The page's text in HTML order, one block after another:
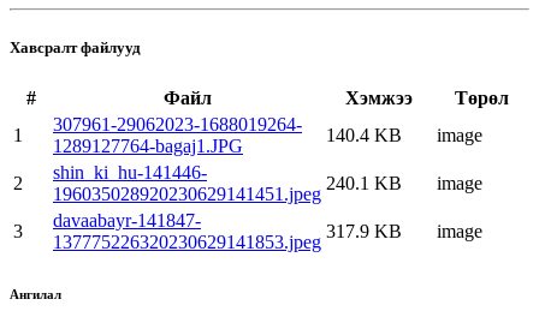
Хавсралт файлууд
# Файл Хэмжээ
Төрөл
1
307961-29062023-1688019264-
1289127764-bagaj1.JPG
140.4 KB image
2
shin_ki_hu-141446-
196035028920230629141451.jpeg
240.1 KB image
3
davaabayr-141847-
137775226320230629141853.jpeg
317.9 KB image
Ангилал